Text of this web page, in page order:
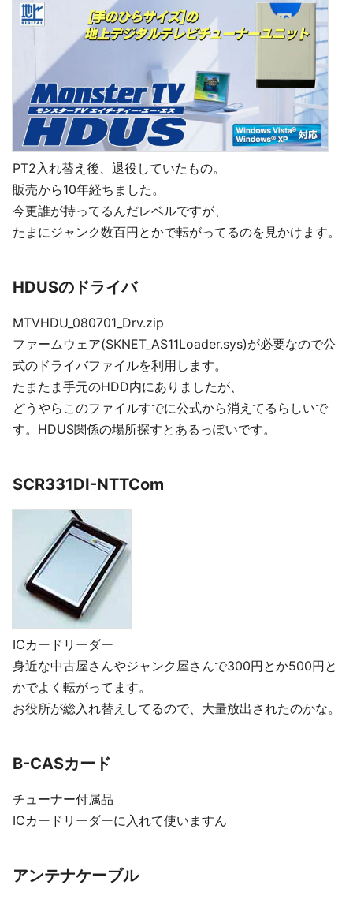
PT2入れ替え後、退役していたもの。
販売から10年経ちました。
今更誰が持ってるんだレベルですが、
たまにジャンク数百円とかで転がってるのを見かけます。
HDUSのドライバ
MTVHDU_080701_Drv.zip
ファームウェア(SKNET_AS11Loader.sys)が必要なので公
式のドライバファイルを利用します。
たまたま手元のHDD内にありましたが、
どうやらこのファイルすでに公式から消えてるらしいで
す。HDUS関係の場所探すとあるっぽいです。
SCR331DI-NTTCom
ICカードリーダー
身近な中古屋さんやジャンク屋さんで300円とか500円と
かでよく転がってます。
お役所が総入れ替えしてるので、大量放出されたのかな。
B-CASカード
チューナー付属品
ICカードリーダーに入れて使いますん
アンテナケーブル